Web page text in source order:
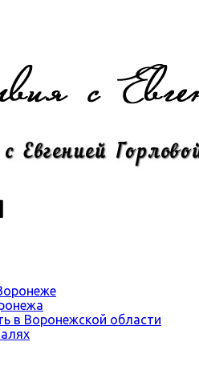
в Воронежской области